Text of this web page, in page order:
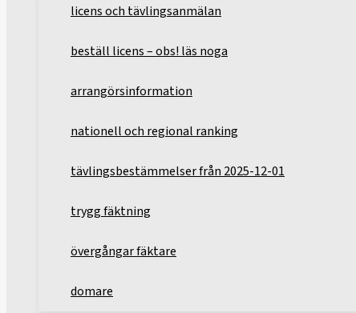
licens och tävlingsanmälan
beställ licens – obs! läs noga
arrangörsinformation
nationell och regional ranking
tävlingsbestämmelser från 2025-12-01
trygg fäktning
övergångar fäktare
domare